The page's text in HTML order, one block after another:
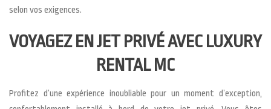
selon vos exigences.
VOYAGEZ EN JET PRIVÉ AVEC LUXURY
RENTAL MC
Profitez d’une expérience inoubliable pour un moment d’exception,